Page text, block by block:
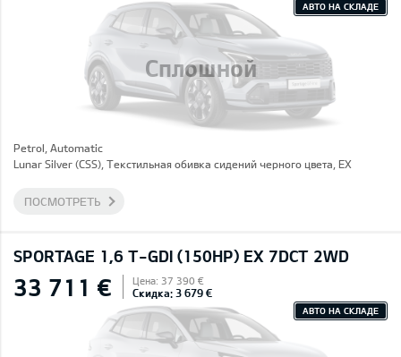
Сплошной
АВТО НА СКЛАДЕ
Petrol, Automatic
Lunar Silver (CSS), Текстильная обивка сидений черного цвета, EX
ПОСМОТРЕТЬ
SPORTAGE 1,6 T-GDI (150HP) EX 7DCT 2WD
33 711 € Цена: 37 390 €
Скидка: 3 679 €
АВТО НА СКЛАДЕ